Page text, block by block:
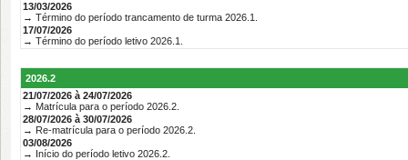
13/03/2026
→ Término do período trancamento de turma 2026.1.
17/07/2026
→ Término do período letivo 2026.1.
2026.2
21/07/2026 à 24/07/2026
→ Matrícula para o período 2026.2.
28/07/2026 à 30/07/2026
→ Re-matrícula para o período 2026.2.
03/08/2026
→ Início do período letivo 2026.2.